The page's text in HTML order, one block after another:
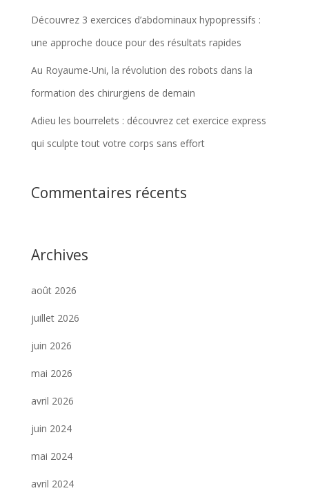
Découvrez 3 exercices d’abdominaux hypopressifs :
une approche douce pour des résultats rapides
Au Royaume-Uni, la révolution des robots dans la
formation des chirurgiens de demain
Adieu les bourrelets : découvrez cet exercice express
qui sculpte tout votre corps sans effort
Commentaires récents
Archives
août 2026
juillet 2026
juin 2026
mai 2026
avril 2026
juin 2024
mai 2024
avril 2024